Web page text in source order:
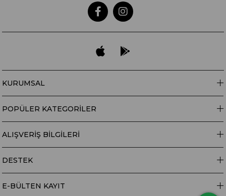
KURUMSAL
POPÜLER KATEGORİLER
ALIŞVERİŞ BİLGİLERİ
DESTEK
E-BÜLTEN KAYIT